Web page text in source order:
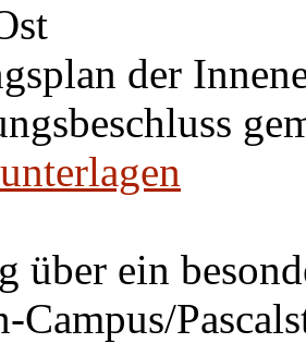
der
über ein
Campus/